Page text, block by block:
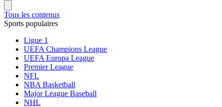
Tous les contenus
Sports populaires
Ligue 1
UEFA Champions League
UEFA Europa League
Premier League
NFL
NBA Basketball
Major League Baseball
NHL